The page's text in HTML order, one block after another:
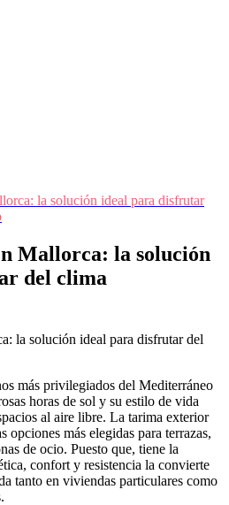
la solución ideal para disfrutar
Mallorca: la solución
del clima
más privilegiados del Mediterráneo
horas de sol y su estilo de vida
al aire libre. La tarima exterior
opciones más elegidas para terrazas,
de ocio. Puesto que, tiene la
confort y resistencia la convierte
tanto en viviendas particulares como